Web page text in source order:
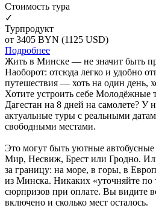
Cтоимость тура
✓
Турпродукт
от 3405 BYN (1125 USD)
Подробнее
Жить в Минске — не значит быть
Наоборот: отсюда легко и удобно
путешествия — хоть на один день,
Хотите устроить себе Молодёжные
Дагестан на 8 дней на самолете? У
актуальные туры с реальными
свободными местами.
Это могут быть уютные
Мир, Несвиж, Брест или Гродно.
за границу: на море, в горы, в
из Минска. Никаких «уточняйте по
сюрпризов при оплате. Вы видите
включено и сколько мест осталось.